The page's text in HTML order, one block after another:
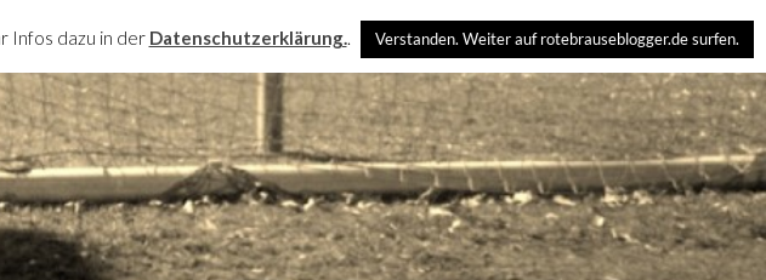
Infos dazu in der Datenschutzerklärung.. Verstanden. Weiter auf rotebrauseblogger.de surfen.